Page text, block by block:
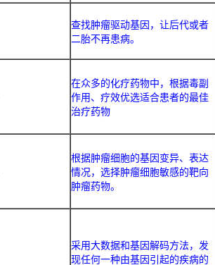
查找肿瘤驱动基因，让后代或者
二胎不再患病。
在众多的化疗药物中，根据毒副
作用、疗效优选适合患者的最佳
治疗药物
根据肿瘤细胞的基因变异、表达
情况，选择肿瘤细胞敏感的靶向
肿瘤药物。
采用大数据和基因解码方法，发
现任何一种由基因引起的疾病的